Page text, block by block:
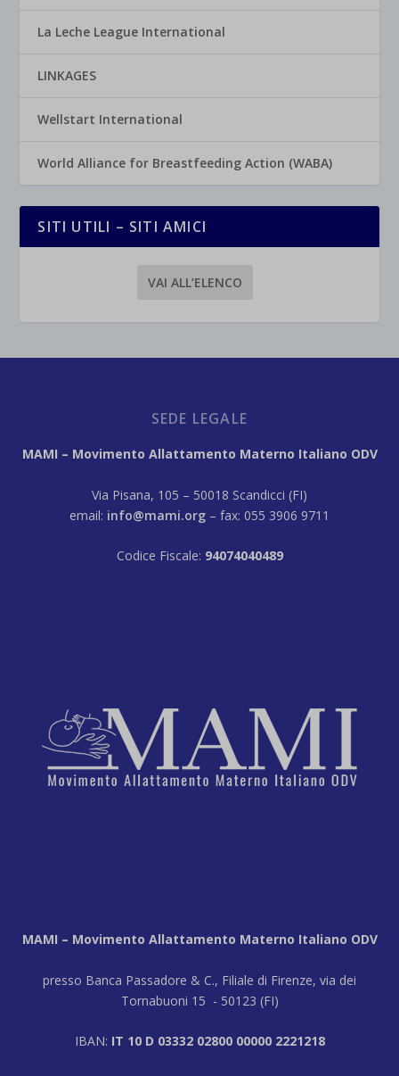
La Leche League International
LINKAGES
Wellstart International
World Alliance for Breastfeeding Action (WABA)
SITI UTILI – SITI AMICI
VAI ALL’ELENCO
SEDE LEGALE
MAMI – Movimento Allattamento Materno Italiano ODV
Via Pisana, 105 – 50018 Scandicci (FI)
email: info@mami.org – fax: 055 3906 9711
Codice Fiscale: 94074040489
MAMI – Movimento Allattamento Materno Italiano ODV
presso Banca Passadore & C., Filiale di Firenze, via dei
Tornabuoni 15 - 50123 (FI)
IBAN: IT 10 D 03332 02800 00000 2221218